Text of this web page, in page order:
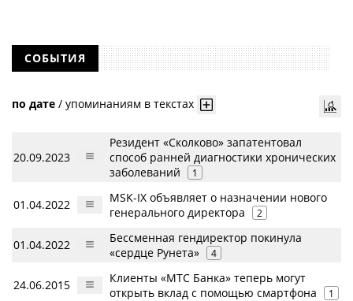
СОБЫТИЯ
по дате / упоминаниям в текстах
20.09.2023
Резидент «Сколково» запатентовал
способ ранней диагностики хронических
заболеваний
1
01.04.2022
MSK-IX объявляет о назначении нового
генерального директора
2
01.04.2022
Бессменная гендиректор покинула
«сердце Рунета»
4
24.06.2015
Клиенты «МТС Банка» теперь могут
открыть вклад с помощью смартфона
1